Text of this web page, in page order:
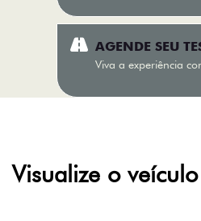
AGENDE SEU
Viva a experiência
Visualize o